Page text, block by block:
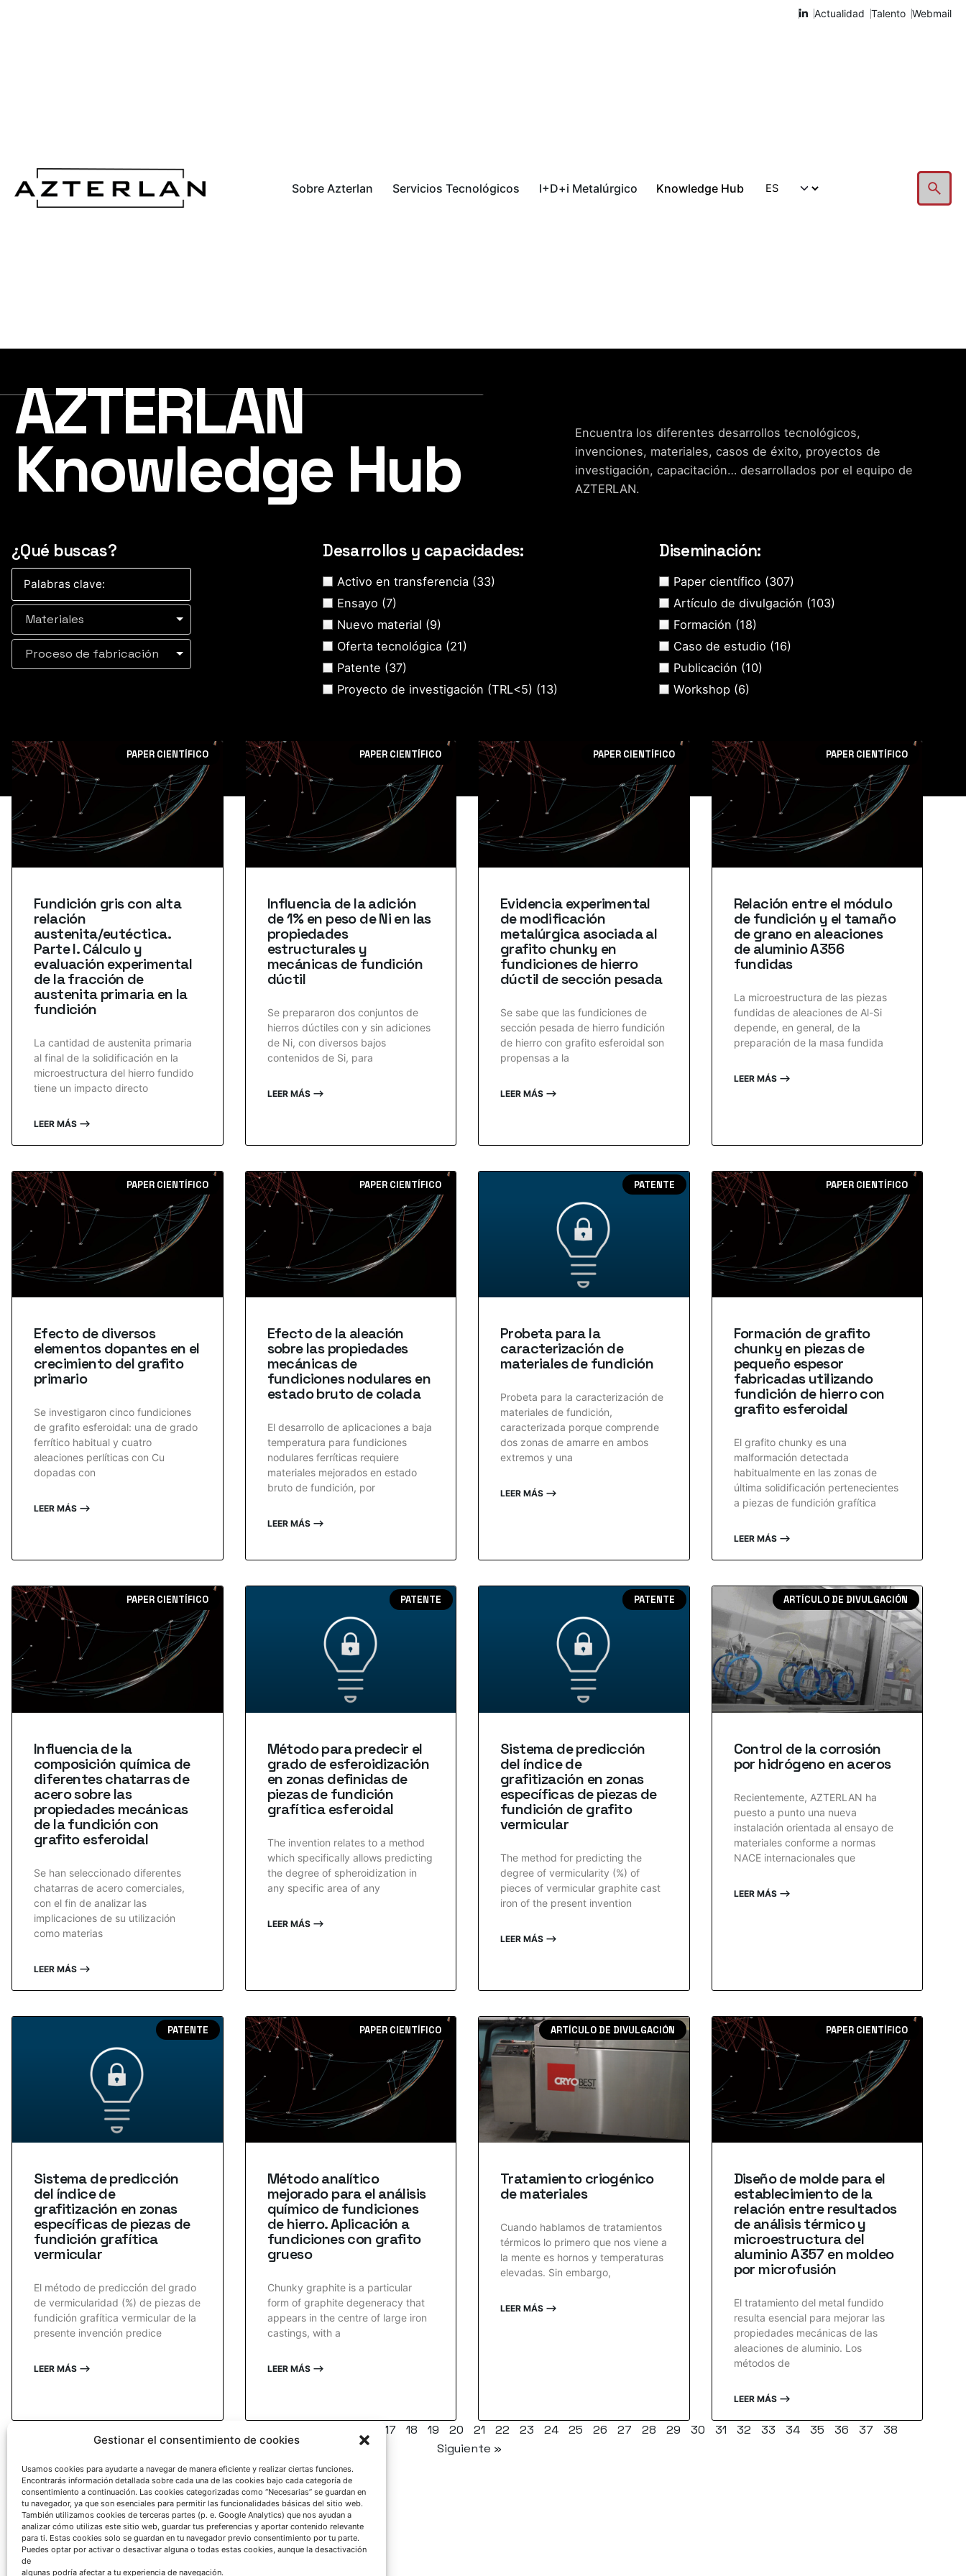
Gestionar el consentimiento de cookies
Usamos cookies para ayudarte a navegar de manera eficiente y realizar ciertas funciones.
Encontrarás información detallada sobre cada una de las cookies bajo cada categoría de
consentimiento a continuación. Las cookies categorizadas como “Necesarias” se guardan en
tu navegador, ya que son esenciales para permitir las funcionalidades básicas del sitio web.
También utilizamos cookies de terceras partes (p. e. Google Analytics) que nos ayudan a
analizar cómo utilizas este sitio web, guardar tus preferencias y aportar contenido relevante
para ti. Estas cookies solo se guardan en tu navegador previo consentimiento por tu parte.
Puedes optar por activar o desactivar alguna o todas estas cookies, aunque la desactivación
de
algunas podría afectar a tu experiencia de navegación.
Actualidad Talento Webmail
Sobre Azterlan Servicios Tecnológicos I+D+i Metalúrgico Knowledge Hub
AZTERLAN
Knowledge Hub
Encuentra los diferentes desarrollos tecnológicos,
invenciones, materiales, casos de éxito, proyectos de
investigación, capacitación… desarrollados por el equipo de
AZTERLAN.
¿Qué buscas?
Materiales
Proceso de fabricación
Desarrollos y capacidades:
Activo en transferencia (33)
Ensayo (7)
Nuevo material (9)
Oferta tecnológica (21)
Patente (37)
Proyecto de investigación (TRL<5) (13)
Diseminación:
Paper científico (307)
Artículo de divulgación (103)
Formación (18)
Caso de estudio (16)
Publicación (10)
Workshop (6)
PAPER CIENTÍFICO
Fundición gris con alta
relación
austenita/eutéctica.
Parte I. Cálculo y
evaluación experimental
de la fracción de
austenita primaria en la
fundición
La cantidad de austenita primaria
al final de la solidificación en la
microestructura del hierro fundido
tiene un impacto directo
LEER MÁS ⟶
PAPER CIENTÍFICO
Influencia de la adición
de 1% en peso de Ni en las
propiedades
estructurales y
mecánicas de fundición
dúctil
Se prepararon dos conjuntos de
hierros dúctiles con y sin adiciones
de Ni, con diversos bajos
contenidos de Si, para
LEER MÁS ⟶
PAPER CIENTÍFICO
Evidencia experimental
de modificación
metalúrgica asociada al
grafito chunky en
fundiciones de hierro
dúctil de sección pesada
Se sabe que las fundiciones de
sección pesada de hierro fundición
de hierro con grafito esferoidal son
propensas a la
LEER MÁS ⟶
PAPER CIENTÍFICO
Relación entre el módulo
de fundición y el tamaño
de grano en aleaciones
de aluminio A356
fundidas
La microestructura de las piezas
fundidas de aleaciones de Al-Si
depende, en general, de la
preparación de la masa fundida
LEER MÁS ⟶
PAPER CIENTÍFICO
Efecto de diversos
elementos dopantes en el
crecimiento del grafito
primario
Se investigaron cinco fundiciones
de grafito esferoidal: una de grado
ferrítico habitual y cuatro
aleaciones perlíticas con Cu
dopadas con
LEER MÁS ⟶
PAPER CIENTÍFICO
Efecto de la aleación
sobre las propiedades
mecánicas de
fundiciones nodulares en
estado bruto de colada
El desarrollo de aplicaciones a baja
temperatura para fundiciones
nodulares ferríticas requiere
materiales mejorados en estado
bruto de fundición, por
LEER MÁS ⟶
PATENTE
Probeta para la
caracterización de
materiales de fundición
Probeta para la caracterización de
materiales de fundición,
caracterizada porque comprende
dos zonas de amarre en ambos
extremos y una
LEER MÁS ⟶
PAPER CIENTÍFICO
Formación de grafito
chunky en piezas de
pequeño espesor
fabricadas utilizando
fundición de hierro con
grafito esferoidal
El grafito chunky es una
malformación detectada
habitualmente en las zonas de
última solidificación pertenecientes
a piezas de fundición grafítica
LEER MÁS ⟶
PAPER CIENTÍFICO
Influencia de la
composición química de
diferentes chatarras de
acero sobre las
propiedades mecánicas
de la fundición con
grafito esferoidal
Se han seleccionado diferentes
chatarras de acero comerciales,
con el fin de analizar las
implicaciones de su utilización
como materias
LEER MÁS ⟶
PATENTE
Método para predecir el
grado de esferoidización
en zonas definidas de
piezas de fundición
grafítica esferoidal
The invention relates to a method
which specifically allows predicting
the degree of spheroidization in
any specific area of any
LEER MÁS ⟶
PATENTE
Sistema de predicción
del índice de
grafitización en zonas
específicas de piezas de
fundición de grafito
vermicular
The method for predicting the
degree of vermicularity (%) of
pieces of vermicular graphite cast
iron of the present invention
LEER MÁS ⟶
ARTÍCULO DE DIVULGACIÓN
Control de la corrosión
por hidrógeno en aceros
Recientemente, AZTERLAN ha
puesto a punto una nueva
instalación orientada al ensayo de
materiales conforme a normas
NACE internacionales que
LEER MÁS ⟶
PATENTE
Sistema de predicción
del índice de
grafitización en zonas
específicas de piezas de
fundición grafítica
vermicular
El método de predicción del grado
de vermicularidad (%) de piezas de
fundición grafítica vermicular de la
presente invención predice
LEER MÁS ⟶
PAPER CIENTÍFICO
Método analítico
mejorado para el análisis
químico de fundiciones
de hierro. Aplicación a
fundiciones con grafito
grueso
Chunky graphite is a particular
form of graphite degeneracy that
appears in the centre of large iron
castings, with a
LEER MÁS ⟶
ARTÍCULO DE DIVULGACIÓN
Tratamiento criogénico
de materiales
Cuando hablamos de tratamientos
térmicos lo primero que nos viene a
la mente es hornos y temperaturas
elevadas. Sin embargo,
LEER MÁS ⟶
PAPER CIENTÍFICO
Diseño de molde para el
establecimiento de la
relación entre resultados
de análisis térmico y
microestructura del
aluminio A357 en moldeo
por microfusión
El tratamiento del metal fundido
resulta esencial para mejorar las
propiedades mecánicas de las
aleaciones de aluminio. Los
métodos de
LEER MÁS ⟶
17 18 19 20 21 22 23 24 25 26 27 28 29 30 31 32 33 34 35 36 37
38
Siguiente »